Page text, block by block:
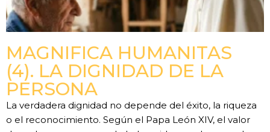
MAGNIFICA HUMANITAS
(4). LA DIGNIDAD DE LA
PERSONA
La verdadera dignidad no depende del éxito, la riqueza
o el reconocimiento. Según el Papa León XIV, el valor